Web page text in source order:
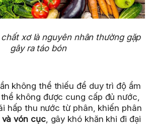
xơ là nguyên nhân thường gặp
gây ra táo bón
không thể thiếu để duy trì độ ẩm
không được cung cấp đủ nước,
hấp thu nước từ phân, khiến phân
vón cục, gây khó khăn khi đi đại